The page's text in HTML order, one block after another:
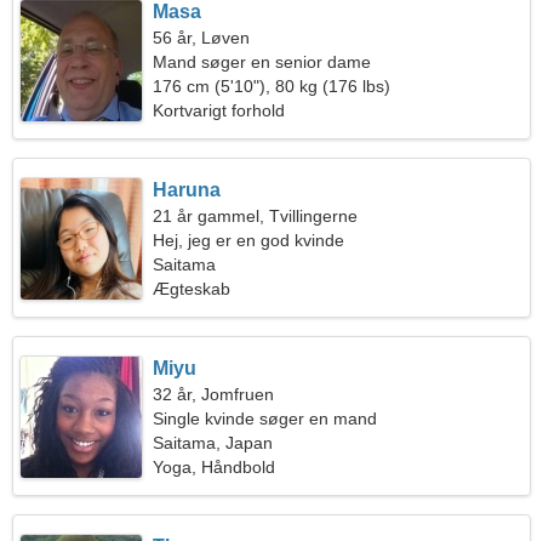
Masa
56 år, Løven
Mand søger en senior dame
176 cm (5'10"), 80 kg (176 lbs)
Kortvarigt forhold
Haruna
21 år gammel, Tvillingerne
Hej, jeg er en god kvinde
Saitama
Ægteskab
Miyu
32 år, Jomfruen
Single kvinde søger en mand
Saitama, Japan
Yoga, Håndbold